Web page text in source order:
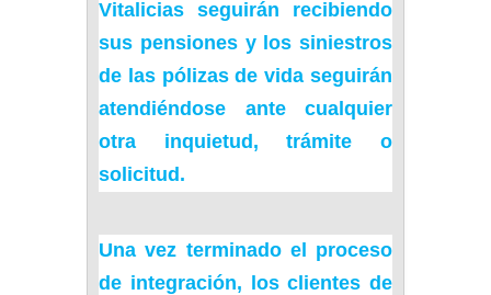
Vitalicias seguirán recibiendo
sus pensiones y los siniestros
de las pólizas de vida seguirán
atendiéndose ante cualquier
otra inquietud, trámite o
solicitud.
Una vez terminado el proceso
de integración, los clientes de